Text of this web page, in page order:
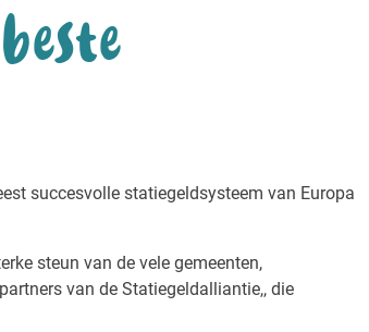
succesvolle statiegeldsysteem van Europa
steun van de vele gemeenten,
van de Statiegeldalliantie,, die